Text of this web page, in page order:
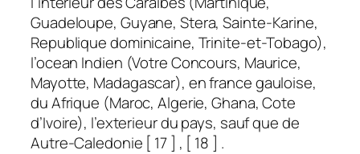
Guadeloupe, Guyane, Stera, Sainte-Karine,
Republique dominicaine, Trinite-et-Tobago),
l’ocean Indien (Votre Concours, Maurice,
Mayotte, Madagascar), en france gauloise,
du Afrique (Maroc, Algerie, Ghana, Cote
d’Ivoire), l’exterieur du pays, sauf que de
Autre-Caledonie [ 17 ] , [ 18 ] .